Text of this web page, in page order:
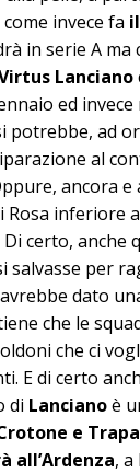
come invece fa
in serie A ma
Lanciano
ed invece
potrebbe, ad
al
ancora e
Rosa inferiore
certo, anche
salvasse per
dato
che le
che ci
E di certo
di Lancianoè
e
all’Ardenza,